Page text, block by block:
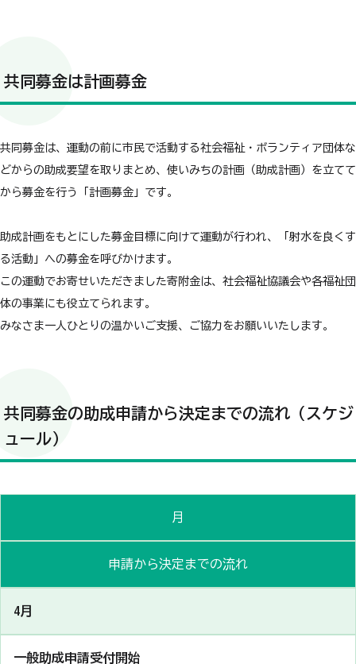
共同募金は計画募金
共同募金は、運動の前に市民で活動する社会福祉・ボランティア団体な
どからの助成要望を取りまとめ、使いみちの計画（助成計画）を立てて
から募金を行う「計画募金」です。
助成計画をもとにした募金目標に向けて運動が行われ、
「射水を良くす
る活動」 への募金を呼びかけます。
この運動でお寄せいただきました寄附金は、社会福祉協議会や各福祉団
体の事業にも役立てられます。
みなさま一人ひとりの温かいご支援、ご協力をお願いいたします。
共同募金の助成申請から決定までの流れ（スケジ
ュール）
月
申請から決定までの流れ
4月
一般助成申請受付開始